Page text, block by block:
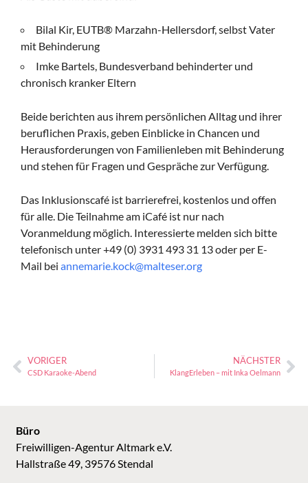
Bilal Kir, EUTB® Marzahn-Hellersdorf, selbst Vater
mit Behinderung
Imke Bartels, Bundesverband behinderter und
chronisch kranker Eltern
Beide berichten aus ihrem persönlichen Alltag und ihrer
beruflichen Praxis, geben Einblicke in Chancen und
Herausforderungen von Familienleben mit Behinderung
und stehen für Fragen und Gespräche zur Verfügung.
Das Inklusionscafé ist barrierefrei, kostenlos und offen
für alle. Die Teilnahme am iCafé ist nur nach
Voranmeldung möglich. Interessierte melden sich bitte
telefonisch unter +49 (0) 3931 493 31 13 oder per E-
Mail bei annemarie.kock@malteser.org
VORIGER
CSD Karaoke-Abend
NÄCHSTER
KlangErleben – mit Inka Oelmann
Büro
Freiwilligen-Agentur Altmark e.V.
Hallstraße 49, 39576 Stendal